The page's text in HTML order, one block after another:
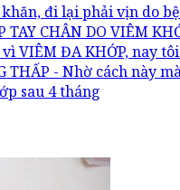
đi lại phải vịn do
CHÂN DO VIÊM
VIÊM ĐA KHỚP, nay
THẤP - Nhờ cách này
sau 4 tháng